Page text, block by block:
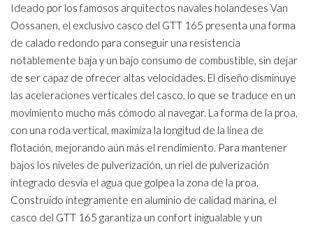
Ideado por los famosos arquitectos navales holandeses Van
Oossanen, el exclusivo casco del GTT 165 presenta una forma
de calado redondo para conseguir una resistencia
notablemente baja y un bajo consumo de combustible, sin dejar
de ser capaz de ofrecer altas velocidades. El diseño disminuye
las aceleraciones verticales del casco, lo que se traduce en un
movimiento mucho más cómodo al navegar. La forma de la proa,
con una roda vertical, maximiza la longitud de la línea de
flotación, mejorando aún más el rendimiento. Para mantener
bajos los niveles de pulverización, un riel de pulverización
integrado desvía el agua que golpea la zona de la proa.
Construido íntegramente en aluminio de calidad marina, el
casco del GTT 165 garantiza un confort inigualable y un